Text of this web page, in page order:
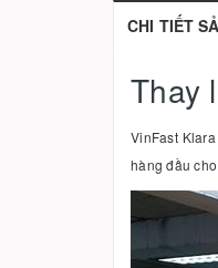
CHI TIẾT
Thay
VinFast
hàng đầu